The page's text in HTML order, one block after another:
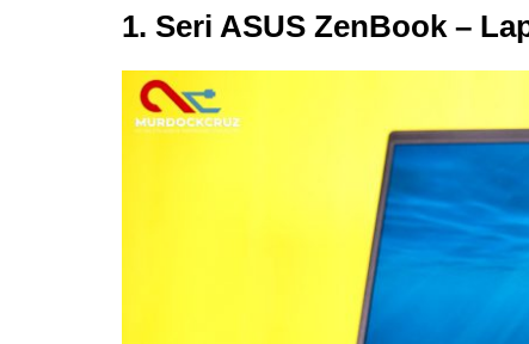
1. Seri ASUS ZenBook –